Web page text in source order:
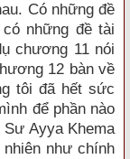
Có những đề
những đề tài
chương 11 nói
12 bàn về
tôi đã hết sức
để phần nào
Ayya Khema
như chính